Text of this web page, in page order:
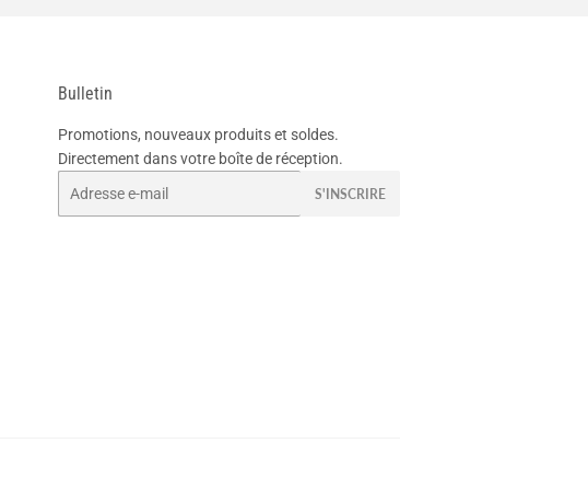
Bulletin
Promotions, nouveaux produits et soldes.
Directement dans votre boîte de réception.
S'INSCRIRE